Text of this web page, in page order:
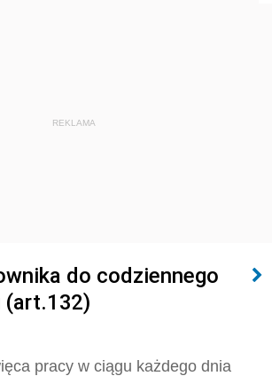
REKLAMA
do codziennego
(art.132)
pracy w ciągu każdego dnia